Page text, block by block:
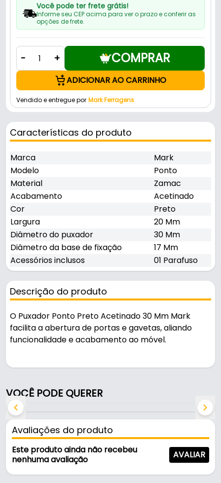
Você pode ter frete grátis!
Informe seu CEP acima para ver o prazo e conferir as
opções de frete.
- + COMPRAR
ADICIONAR AO CARRINHO
Vendido e entregue por Mark Ferragens
Características do produto
Marca
Mark
Modelo
Ponto
Material
Zamac
Acabamento
Acetinado
Cor
Preto
Largura
20 Mm
Diâmetro do puxador
30 Mm
Diâmetro da base de fixação
17 Mm
Acessórios inclusos
01 Parafuso
Descrição do produto
O Puxador Ponto Preto Acetinado 30 Mm Mark
facilita a abertura de portas e gavetas, aliando
funcionalidade e acabamento ao móvel.
Fabricado em Zamac com acabamento acetinado,
é resistente e durável no uso diário.
Características:
- Marca: Mark
- Modelo: Ponto
- Material: Zamac
VOCÊ PODE QUERER
Avaliações do produto
Este produto ainda não recebeu
nenhuma avaliação
AVALIAR